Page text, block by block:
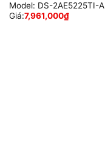
Model: DS-2AE5225TI-A
Giá:7,961,000₫